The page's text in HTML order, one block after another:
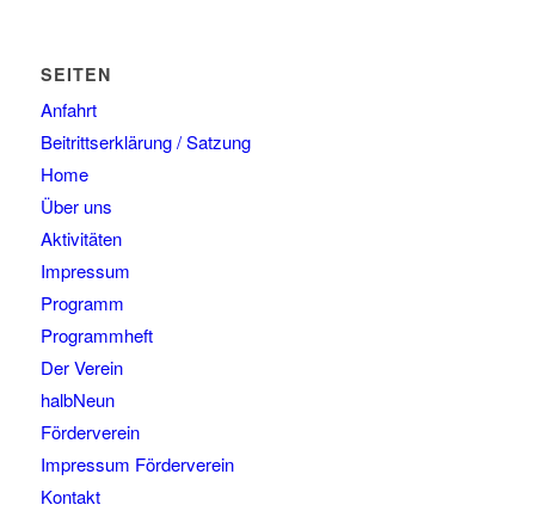
SEITEN
Anfahrt
Beitrittserklärung / Satzung
Home
Über uns
Aktivitäten
Impressum
Programm
Programmheft
Der Verein
halbNeun
Förderverein
Impressum Förderverein
Kontakt